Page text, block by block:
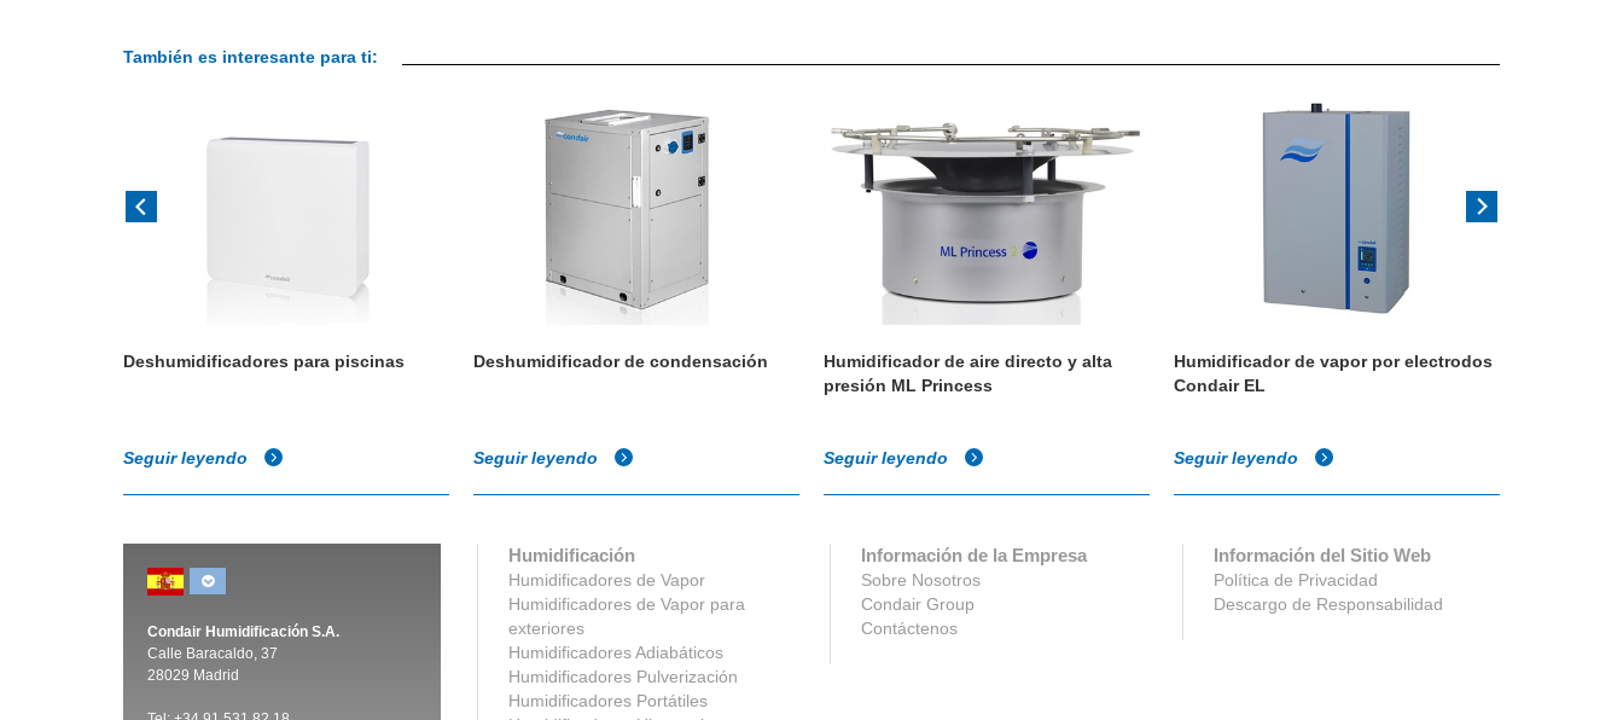
También es interesante para ti:
Deshumidificadores para piscinas
Seguir leyendo
Deshumidificador de condensación
Seguir leyendo
Humidificador de aire directo y alta
presión ML Princess
Seguir leyendo
Humidificador de vapor por electrodos
Condair EL
Seguir leyendo
Condair Humidificación S.A.
Calle Baracaldo, 37
28029 Madrid
Humidificación
Humidificadores de Vapor
Humidificadores de Vapor para
exteriores
Humidificadores Adiabáticos
Humidificadores Pulverización
Humidificadores Portátiles
Información de la Empresa
Sobre Nosotros
Condair Group
Contáctenos
Información del Sitio Web
Política de Privacidad
Descargo de Responsabilidad